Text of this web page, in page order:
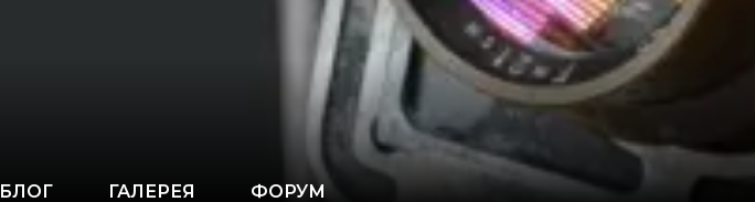
БЛОГ ГАЛЕРЕЯ ФОРУМ